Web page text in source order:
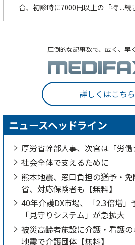
合、初診時に7000円以上の「特 ...続
圧倒的な記事数で、広く、早
詳しくはこちら
ニュースヘッドライン
厚労省幹部人事、次官は「労
社会全体で支えるために
熊本地震、窓口負担の猶予
省、対応保険者も【無料】
40年介護DX市場、「2.3倍増
「見守りシステム」が急拡大
被災高齢者施設に介護・看
地震で介護団体【無料】